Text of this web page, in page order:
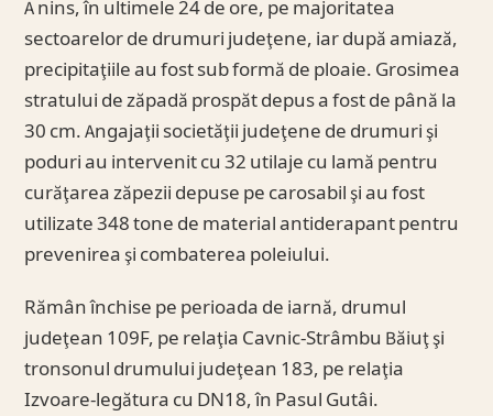
A nins, în ultimele 24 de ore, pe majoritatea
sectoarelor de drumuri judeţene, iar după amiază,
precipitaţiile au fost sub formă de ploaie. Grosimea
stratului de zăpadă prospăt depus a fost de până la
30 cm. Angajaţii societăţii judeţene de drumuri şi
poduri au intervenit cu 32 utilaje cu lamă pentru
curăţarea zăpezii depuse pe carosabil şi au fost
utilizate 348 tone de material antiderapant pentru
prevenirea şi combaterea poleiului.
Rămân închise pe perioada de iarnă, drumul
judeţean 109F, pe relaţia Cavnic-Strâmbu Băiuţ şi
tronsonul drumului judeţean 183, pe relaţia
Izvoare-legătura cu DN18, în Pasul Gutâi.